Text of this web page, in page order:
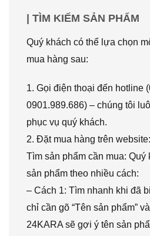
| TÌM KIẾM SẢN PHẨM
Quý khách có thể lựa chọn
mua hàng sau:
1. Gọi điện thoại đến hotline
0901.989.686) – chúng tôi
phục vụ quý khách.
2. Đặt mua hàng trên website:
Tìm sản phẩm cần mua: Quý
sản phẩm theo nhiều cách:
– Cách 1: Tìm nhanh khi đã
chỉ cần gõ “Tên sản phẩm”
24KARA sẽ gợi ý tên sản